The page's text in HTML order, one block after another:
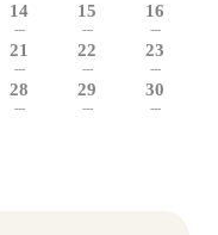
14
---
15
---
16
---
21
---
22
---
23
---
28
---
29
---
30
---